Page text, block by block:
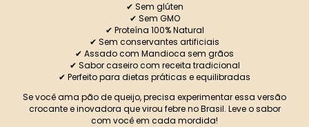
✔ Sem glúten
✔ Sem GMO
✔ Proteína 100% Natural
✔ Sem conservantes artificiais
✔ Assado com Mandioca sem grãos
✔ Sabor caseiro com receita tradicional
✔ Perfeito para dietas práticas e equilibradas
Se você ama pão de queijo, precisa experimentar essa versão
crocante e inovadora que virou febre no Brasil. Leve o sabor
com você em cada mordida!